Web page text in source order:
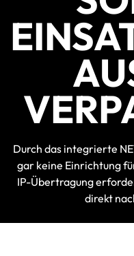
Durch das integrierte
gar keine Einrichtung
IP-Übertragung
direkt